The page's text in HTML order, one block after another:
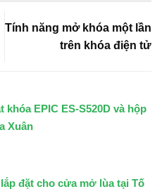
khóa EPIC ES-S520D và hộp
Xuân
đặt cho cửa mở lùa tại Tố
Tính năng mở khóa một lần
trên khóa điện tử